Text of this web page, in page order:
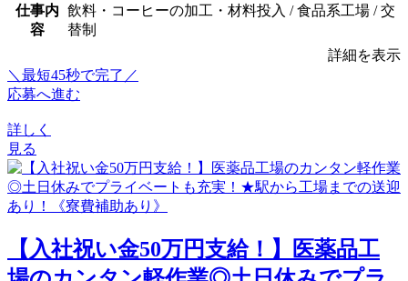
仕事内
容
飲料・コーヒーの加工・材料投入 / 食品系工場 / 交
替制
詳細を表示
＼最短45秒で完了／
応募へ進む
詳しく
見る
【入社祝い金50万円支給！】医薬品工